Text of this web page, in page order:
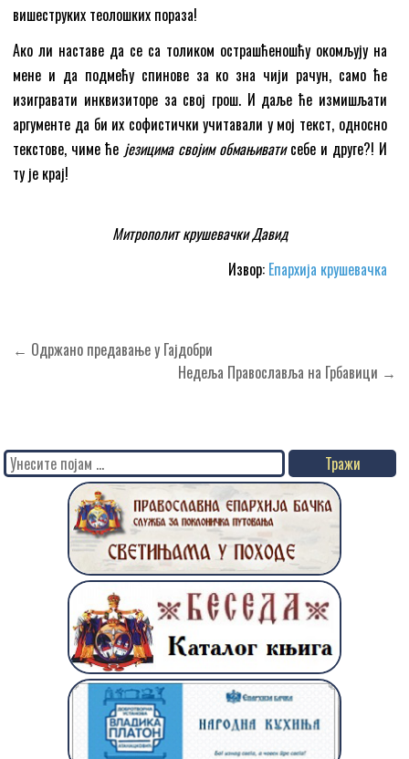
вишеструких теолошких пораза!
Ако ли наставе да се са толиком острашћеношћу окомљују на
мене и да подмећу спинове за ко зна чији рачун, само ће
изигравати инквизиторе за свој грош. И даље ће измишљати
аргументе да би их софистички учитавали у мој текст, односно
текстове, чиме ће језицима својим обмањиватисебе и друге?! И
ту је крај!
Митрополит крушевачки Давид
Извор: Епархија крушевачка
Кретање
← Одржано предавање у Гајдобри
Недеља Православља на Грбавици →
Search
for: